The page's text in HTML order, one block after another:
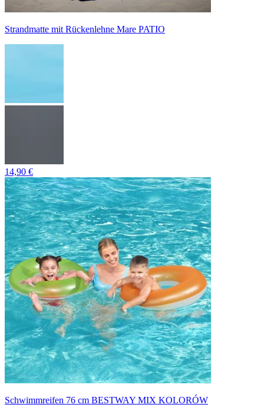
Strandmatte mit Rückenlehne Mare PATIO
14,90 €
Schwimmreifen 76 cm BESTWAY MIX KOLORÓW